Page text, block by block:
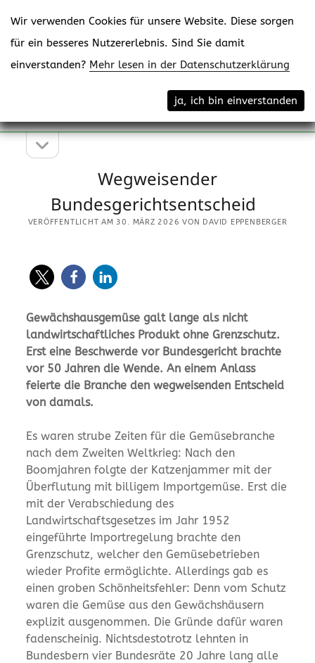
Menü
Seitenleiste
Seitenleiste
öffnen
Wegweisender
Bundesgerichtsentscheid
VERÖFFENTLICHT AM 30. MÄRZ 2026 VON DAVID EPPENBERGER
Gewächshausgemüse galt lange als nicht
landwirtschaftliches Produkt ohne Grenzschutz.
Erst eine Beschwerde vor Bundesgericht brachte
vor 50 Jahren die Wende. An einem Anlass
feierte die Branche den wegweisenden Entscheid
von damals.
Es waren strube Zeiten für die Gemüsebranche
nach dem Zweiten Weltkrieg: Nach den
Boomjahren folgte der Katzenjammer mit der
Überflutung mit billigem Importgemüse. Erst die
mit der Verabschiedung des
Landwirtschaftsgesetzes im Jahr 1952
eingeführte Importregelung brachte den
Grenzschutz, welcher den Gemüsebetrieben
wieder Profite ermöglichte. Allerdings gab es
einen groben Schönheitsfehler: Denn vom Schutz
waren die Gemüse aus den Gewächshäusern
explizit ausgenommen. Die Gründe dafür waren
fadenscheinig. Nichtsdestotrotz lehnten in
Bundesbern vier Bundesräte 20 Jahre lang alle
Wir verwenden Cookies für unsere Website. Diese sorgen
für ein besseres Nutzererlebnis. Sind Sie damit
einverstanden? Mehr lesen in der Datenschutzerklärung
ja, ich bin einverstanden